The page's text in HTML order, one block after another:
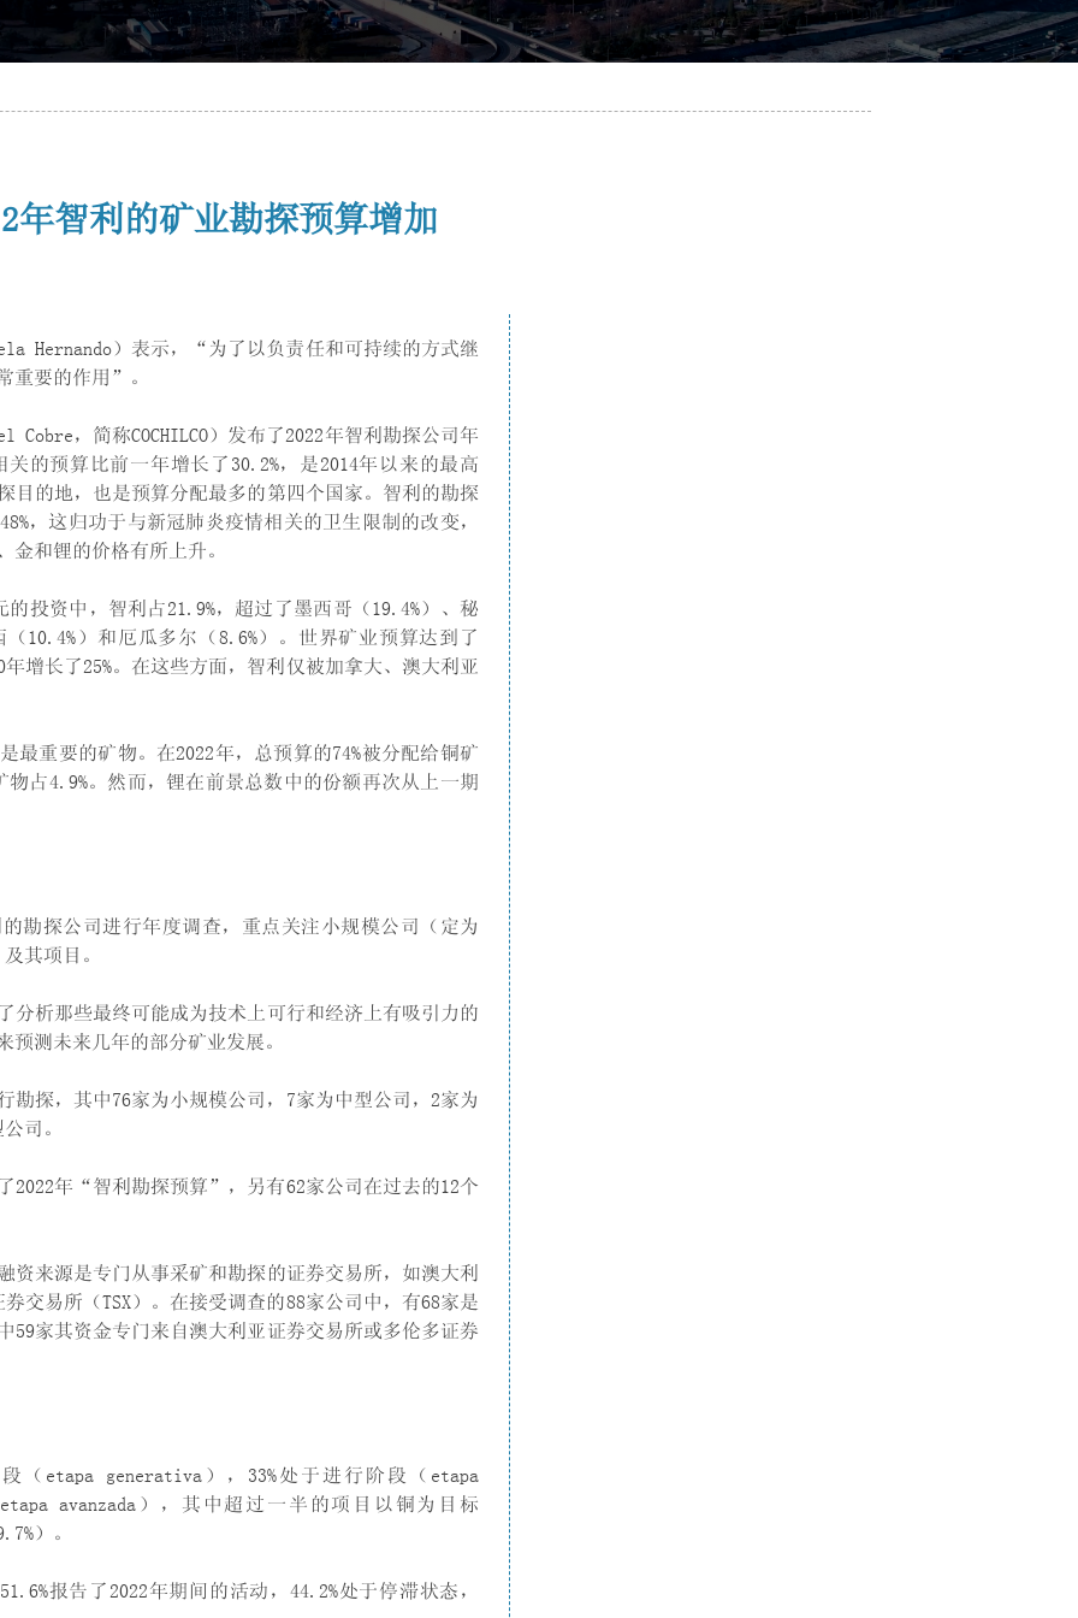
年智利的矿业勘探预算增加
Hernando）表示，“为了以负责任和可持续的方式继
重要的作用”。
，简称COCHILCO）发布了2022年智利勘探公司年
的预算比前一年增长了30.2%，是2014年以来的最高
目的地，也是预算分配最多的第四个国家。智利的勘探
，这归功于与新冠肺炎疫情相关的卫生限制的改变，
金和锂的价格有所上升。
投资中，智利占21.9%，超过了墨西哥（19.4%）、秘
10.4%）和厄瓜多尔（8.6%）。世界矿业预算达到了
增长了25%。在这些方面，智利仅被加拿大、澳大利亚
最重要的矿物。在2022年，总预算的74%被分配给铜矿
占4.9%。然而，锂在前景总数中的份额再次从上一期
的勘探公司进行年度调查，重点关注小规模公司（定为
其项目。
分析那些最终可能成为技术上可行和经济上有吸引力的
测未来几年的部分矿业发展。
勘探，其中76家为小规模公司，7家为中型公司，2家为
司。
2022年“智利勘探预算”，另有62家公司在过去的12个
资来源是专门从事采矿和勘探的证券交易所，如澳大利
交易所（TSX）。在接受调查的88家公司中，有68家是
59家其资金专门来自澳大利亚证券交易所或多伦多证券
（etapa generativa），33%处于进行阶段（etapa
avanzada），其中超过一半的项目以铜为目标
）。
报告了2022年期间的活动，44.2%处于停滞状态，